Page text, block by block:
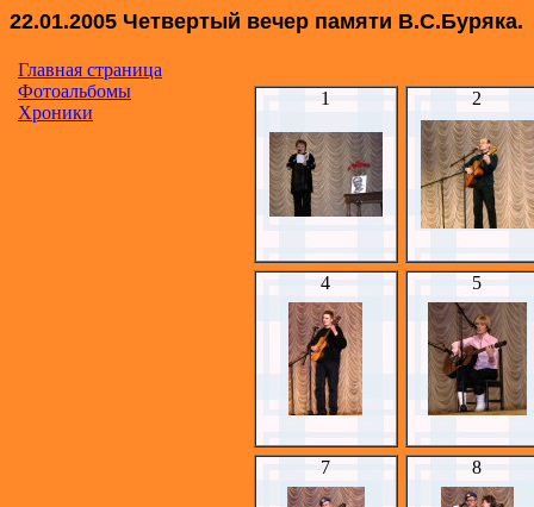
22.01.2005 Четвертый вечер памяти В.С.Буряка.
Главная страница
Фотоальбомы
Хроники
1 2
4 5
7 8